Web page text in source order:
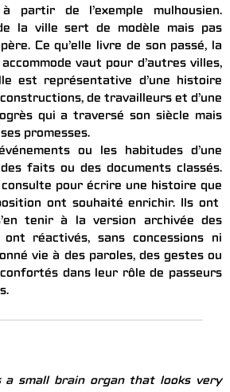
partir de l’exemple mulhousien.
la ville sert de modèle mais pas
Ce qu’elle livre de son passé, la
vaut pour d’autres villes,
est représentative d’une histoire
de travailleurs et d’une
qui a traversé son siècle mais
promesses.
ou les habitudes d’une
faits ou des documents classés.
pour écrire une histoire que
ont souhaité enrichir. Ils ont
tenir à la version archivée des
réactivés, sans concessions ni
vie à des paroles, des gestes ou
dans leur rôle de passeurs
a small brain organ that looks very